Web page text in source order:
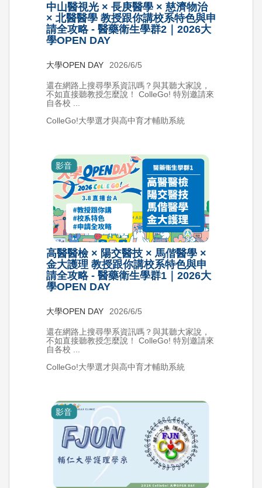
中山醫視光 × 長庚醫學 × 慈濟物治
× 北醫醫學 教授跟你講校系特色與申
請全攻略 - 醫藥衛生學群2｜2026大
學OPEN DAY
大學OPEN DAY 2026/6/5
還在網路上搜尋學系資訊嗎？與其聽大家說，
不如直接聽教授怎麼說！ ColleGo! 特別邀請來
自各校 ...
ColleGo!大學選才與高中育才輔助系統
影音
高醫醫檢 × 陽交醫技 × 馬偕醫學 ×
金大護理 教授跟你講校系特色與申
請全攻略 - 醫藥衛生學群1｜2026大
學OPEN DAY
大學OPEN DAY 2026/6/5
還在網路上搜尋學系資訊嗎？與其聽大家說，
不如直接聽教授怎麼說！ ColleGo! 特別邀請來
自各校 ...
ColleGo!大學選才與高中育才輔助系統
影音